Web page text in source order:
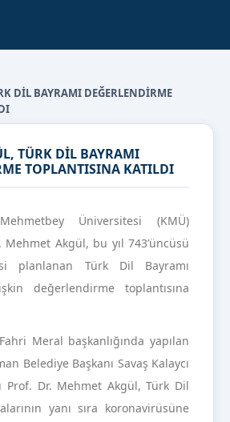
DİL BAYRAMI DEĞERLENDİRME
TÜRK DİL BAYRAMI
TOPLANTISINA KATILDI
Üniversitesi (KMÜ)
Mehmet Akgül, bu yıl 743’üncüsü
planlanan Türk Dil Bayramı
değerlendirme toplantısına
Meral başkanlığında yapılan
Belediye Başkanı Savaş Kalaycı
Prof. Dr. Mehmet Akgül, Türk Dil
yanı sıra koronavirüsüne